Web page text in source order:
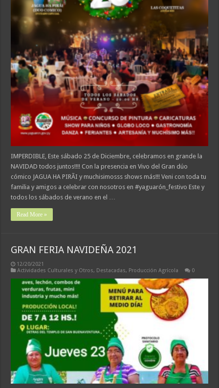
IMPERDIBLE, Este sábado 25 de Diciembre, celebramos en grande la
NAVIDAD todos juntos!!!! Con la presencia en Vivo del Gran dúo
cómico JAGUA HA PIRÃI y muchisimosss shows más!!! Veni con toda tu
familia y amigos a celebrar con nosotros en #yaguarón_festivo Este y
todos los sábados de verano en el …
Read More »
GRAN FERIA NAVIDEÑA 2021
12/20/2021
Actividades Culturales y Otros, Destacadas, Producción Agrícola 0